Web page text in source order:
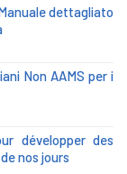
dettagliato
Non AAMS per i
développer des
nos jours